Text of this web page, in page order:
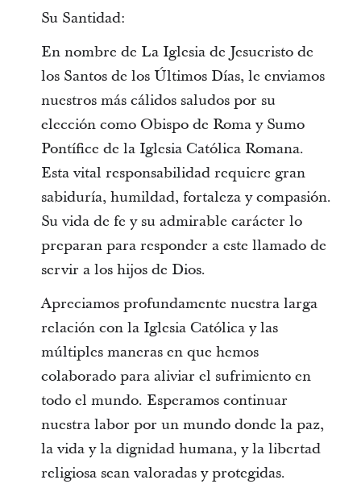
Su Santidad:
En nombre de La Iglesia de Jesucristo de
los Santos de los Últimos Días, le enviamos
nuestros más cálidos saludos por su
elección como Obispo de Roma y Sumo
Pontífice de la Iglesia Católica Romana.
Esta vital responsabilidad requiere gran
sabiduría, humildad, fortaleza y compasión.
Su vida de fe y su admirable carácter lo
preparan para responder a este llamado de
servir a los hijos de Dios.
Apreciamos profundamente nuestra larga
relación con la Iglesia Católica y las
múltiples maneras en que hemos
colaborado para aliviar el sufrimiento en
todo el mundo. Esperamos continuar
nuestra labor por un mundo donde la paz,
la vida y la dignidad humana, y la libertad
religiosa sean valoradas y protegidas.